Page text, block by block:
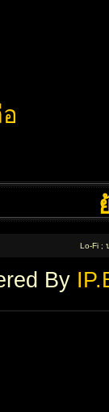
Lo-Fi ;
By